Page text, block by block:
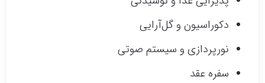
دکوراسیون و گل‌آرایی
نورپردازی و سیستم صوتی
سفره عقد